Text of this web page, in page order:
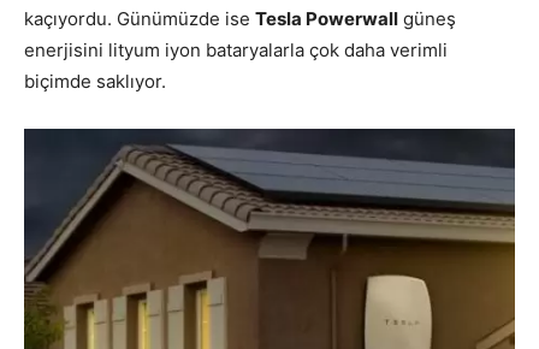
kaçıyordu. Günümüzde ise Tesla Powerwall güneş
enerjisini lityum iyon bataryalarla çok daha verimli
biçimde saklıyor.